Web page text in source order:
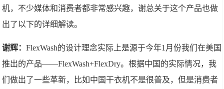
机，不少媒体和消费者都非常感兴趣，谢总关于这个产品也做
出了以下的详细解读。
谢辉：FlexWash的设计理念实际上是源于今年1月份我们在美国
推出的产品——FlexWash+FlexDry。根据中国的实际情况，我
们做出了一些革新，比如中国干衣机不是很普及，但是消费者